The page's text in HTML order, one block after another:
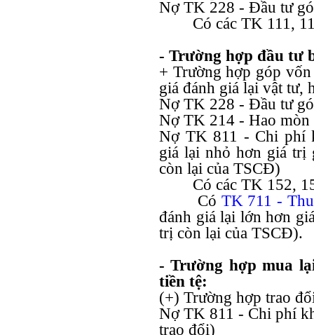
Nợ TK 228 - Đầu tư
Có các TK 111,
- Trường hợp đầu tư
+ Trường hợp góp
giá đánh giá lại vật tư,
Nợ TK 228 - Đầu tư
Nợ TK 214 - Hao
Nợ TK 811 - Chi phí
giá lại nhỏ hơn giá trị
còn lại của TSCĐ)
Có các TK 152,
Có TK 711 -
đánh giá lại lớn hơn
trị còn lại của TSCĐ).
- Trường hợp mua
tiền tệ:
(+) Trường hợp trao
Nợ TK 811 - Chi phí
trao đổi)